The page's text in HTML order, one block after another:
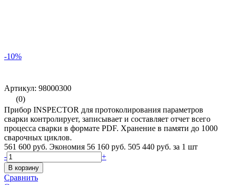
-10%
Артикул: 98000300
(0)
Прибор INSPECTOR для протоколирования параметров
сварки контролирует, записывает и составляет отчет всего
процесса сварки в формате PDF. Хранение в памяти до 1000
сварочных циклов.
561 600 руб. Экономия 56 160 руб. 505 440 руб. за 1 шт
-
+
В корзину
Сравнить